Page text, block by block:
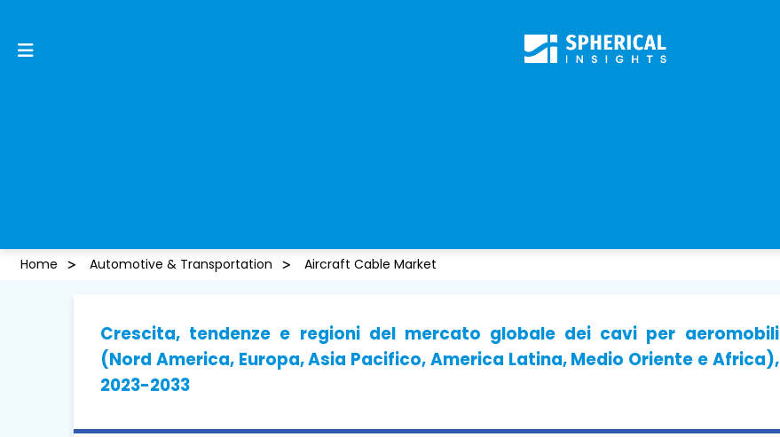
Home Automotive & Transportation Aircraft Cable Market
Crescita, tendenze e regioni del mercato globale dei cavi per aeromobili
(Nord America, Europa, Asia Pacifico, America Latina, Medio Oriente e Africa),
2023-2033